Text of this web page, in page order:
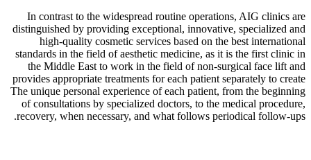
In contrast to the widespread routine operations, AIG clinics are
distinguished by providing exceptional, innovative, specialized and
high-quality cosmetic services based on the best international
standards in the field of aesthetic medicine, as it is the first clinic in
the Middle East to work in the field of non-surgical face lift and
provides appropriate treatments for each patient separately to create
The unique personal experience of each patient, from the beginning
of consultations by specialized doctors, to the medical procedure,
recovery, when necessary, and what follows periodical follow-ups.